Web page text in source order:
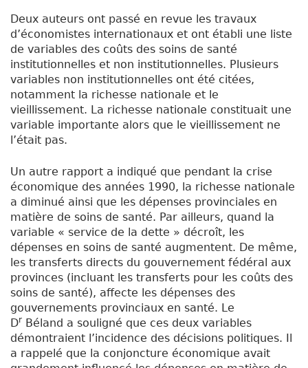
Deux auteurs ont passé en revue les travaux
d’économistes internationaux et ont établi une liste
de variables des coûts des soins de santé
institutionnelles et non institutionnelles. Plusieurs
variables non institutionnelles ont été citées,
notamment la richesse nationale et le
vieillissement. La richesse nationale constituait une
variable importante alors que le vieillissement ne
l’était pas.
Un autre rapport a indiqué que pendant la crise
économique des années 1990, la richesse nationale
a diminué ainsi que les dépenses provinciales en
matière de soins de santé. Par ailleurs, quand la
variable « service de la dette » décroît, les
dépenses en soins de santé augmentent. De même,
les transferts directs du gouvernement fédéral aux
provinces (incluant les transferts pour les coûts des
soins de santé), affecte les dépenses des
gouvernements provinciaux en santé. Le
Dr Béland a souligné que ces deux variables
démontraient l’incidence des décisions politiques. Il
a rappelé que la conjoncture économique avait